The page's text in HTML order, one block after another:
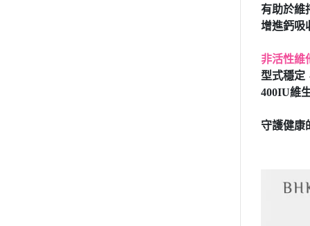
有助於維
增進鈣吸
非活性維
型式穩定
400IU維
守護健康